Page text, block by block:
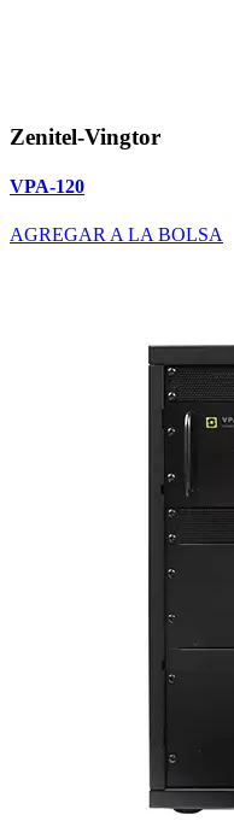
Zenitel-Vingtor
VPA-120
AGREGAR A LA BOLSA